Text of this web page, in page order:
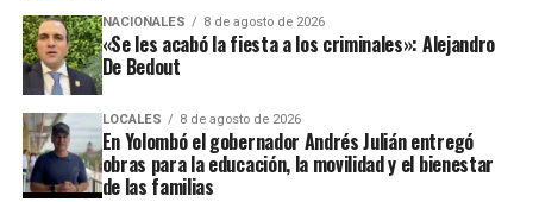
NACIONALES 8 de agosto de 2026
«Se les acabó la fiesta a los criminales»: Alejandro
De Bedout
LOCALES 8 de agosto de 2026
En Yolombó el gobernador Andrés Julián entregó
obras para la educación, la movilidad y el bienestar
de las familias